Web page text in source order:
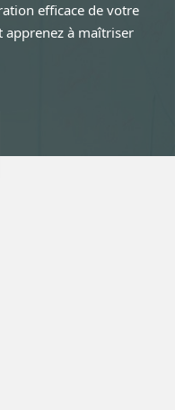
efficace de votre
apprenez à maîtriser